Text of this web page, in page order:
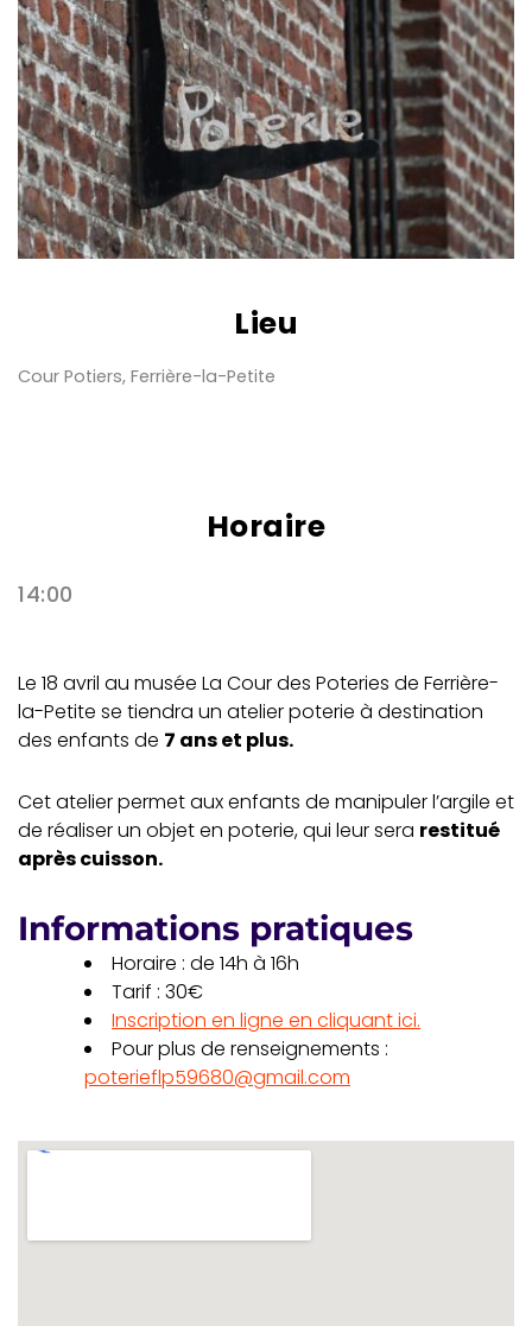
Lieu
Cour Potiers, Ferrière-la-Petite
Horaire
14:00
Le 18 avril au musée La Cour des Poteries de Ferrière-
la-Petite se tiendra un atelier poterie à destination
des enfants de 7 ans et plus.
Cet atelier permet aux enfants de manipuler l’argile et
de réaliser un objet en poterie, qui leur sera restitué
après cuisson.
Informations pratiques
Horaire : de 14h à 16h
Tarif : 30€
Inscription en ligne en cliquant ici.
Pour plus de renseignements :
poterieflp59680@gmail.com